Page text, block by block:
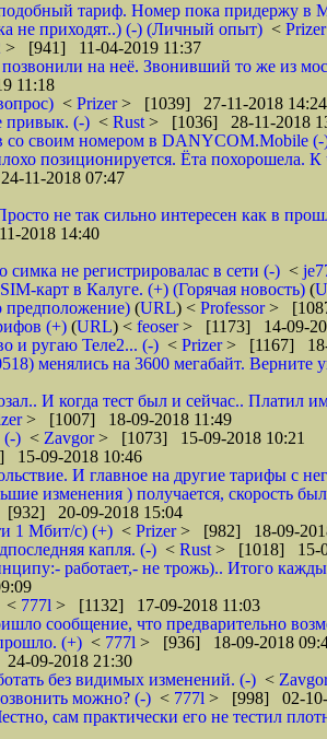
тариф. Номер пока придержу в
не приходят..) (-) (Личный опыт) < Prizer
> [941] 11-04-2019 11:37
на неё. Звонивший то же из
11:18
< Prizer> [1039] 27-11-2018 14:24
привык. (-) < Rust > [1036] 28-11-2018
со своим номером в DANYCOM.Mobile (-
позиционируется. Ёта похорошела.
11-2018 07:47
не так сильно интересен как в
2018 14:40
симка не регистрировалас в сети (-) <
карт в Калуге. (+) (Горячая новость) (
предположение) (URL) < Professor>
(+) (URL) < feoser> [1173] 14-09-
и ругаю Теле2... (-) < Prizer> [1167] 18-
менялись на 3600 мегабайт.
И когда тест был и сейчас..
> [1007] 18-09-2018 11:49
(-) < Zavgor> [1073] 15-09-2018 10:21
09-2018 10:46
И главное на другие тарифы с
изменения ) получается, скорость
20-09-2018 15:04
1 Мбит/с) (+) < Prizer> [982] 18-09-
капля. (-) < Rust > [1018] 15-
работает,- не трожь).. Итого
< 777l > [1132] 17-09-2018 11:03
сообщение, что предварительно
(+) < 777l > [936] 18-09-2018
09-2018 21:30
без видимых изменений. (-) <
можно? (-) < 777l > [998] 02-10-
сам практически его не тестил